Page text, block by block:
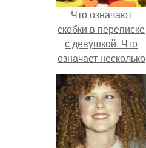
Что означают
скобки в переписке
с девушкой. Что
означает несколько
полукруглых
скобочек в конце
предложения?